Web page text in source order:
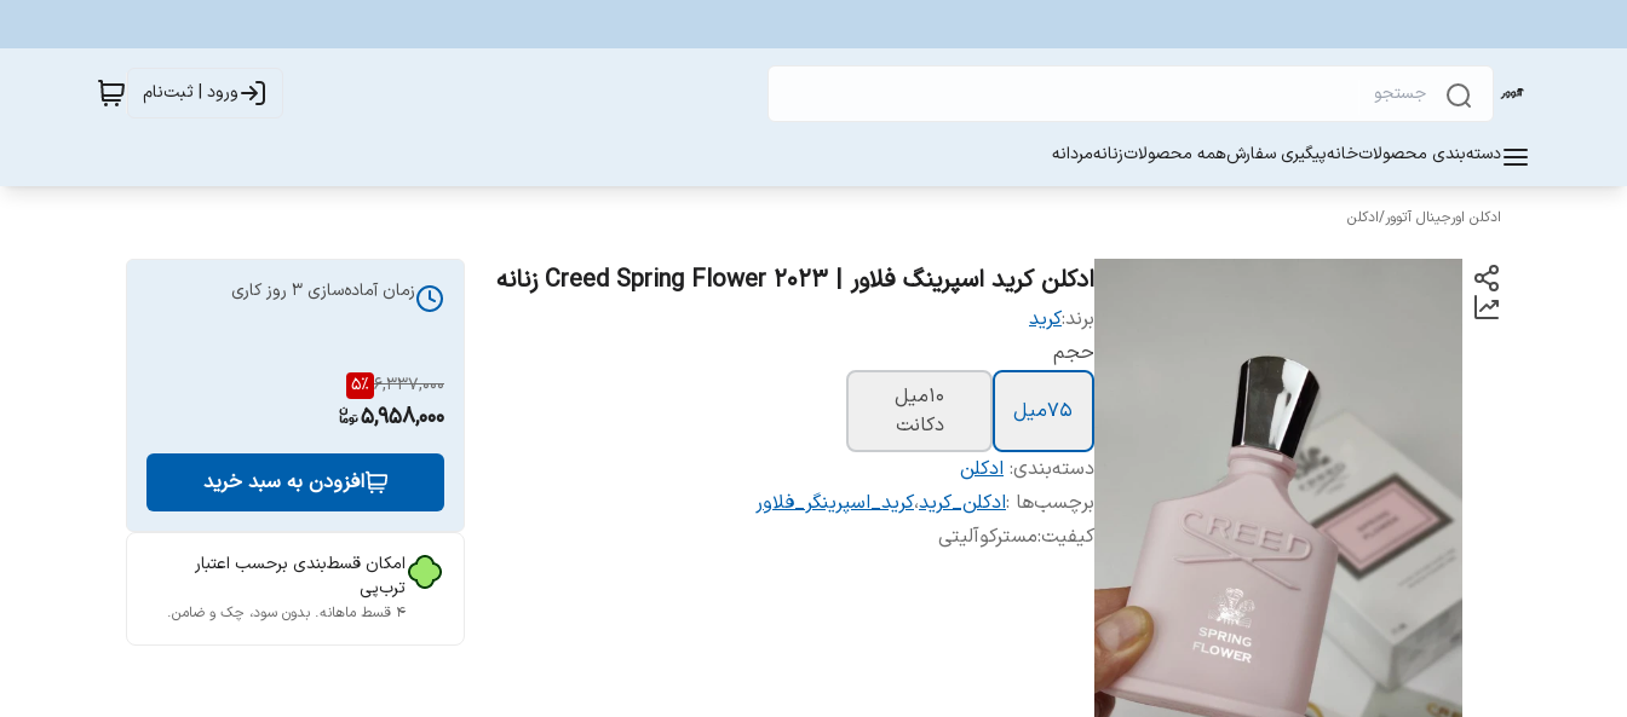
ورود | ثبت‌نام
دسته‌بندی محصولاتخانهپیگیری سفارشهمه محصولاتزنانهمردانه
ادکلن اورجینال آتوور/ادکلن
ادکلن کرید اسپرینگ فلاور | Creed Spring Flower 2023 زنانه
برند:کرید
حجم
75میل
10میل
دکانت
دسته‌بندی: ادکلن
برچسب‌ها :ادکلن_کرید،کرید_اسپرینگر_فلاور
کیفیت:مسترکوآلیتی
زمان آماده‌سازی 3 روز کاری
6,337,000
5%
5,958,000
افزودن به سبد خرید
امکان قسط‌بندی برحسب اعتبار
ترب‌پی
۴ قسط ماهانه. بدون سود، چک و ضامن.